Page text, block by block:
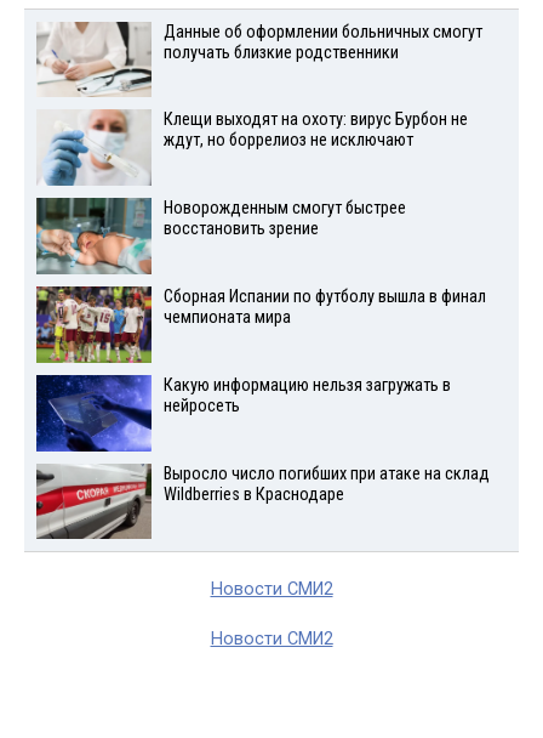
Данные об оформлении больничных смогут
получать близкие родственники
Клещи выходят на охоту: вирус Бурбон не
ждут, но боррелиоз не исключают
Новорожденным смогут быстрее
восстановить зрение
Сборная Испании по футболу вышла в финал
чемпионата мира
Какую информацию нельзя загружать в
нейросеть
Выросло число погибших при атаке на склад
Wildberries в Краснодаре
Новости СМИ2
Новости СМИ2